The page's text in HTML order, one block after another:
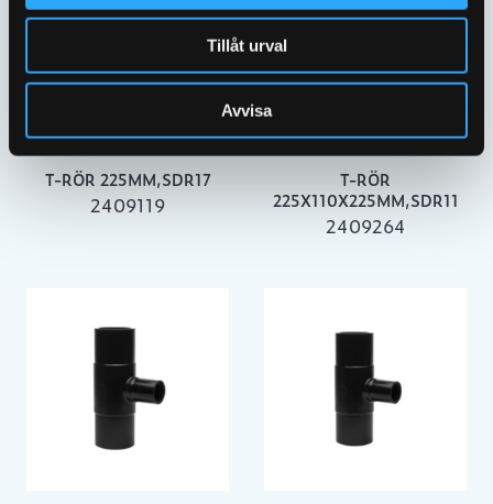
Tillåt urval
Avvisa
T-RÖR 225MM,SDR17
2409119
T-RÖR
225X110X225MM,SDR11
2409264